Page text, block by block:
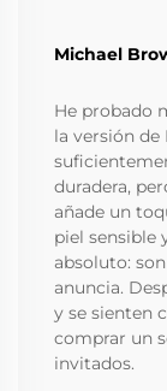
Michael
He probado
la versión de
duradera,
añade un
piel sensible
absoluto:
anuncia.
y se sienten
comprar un
invitados.